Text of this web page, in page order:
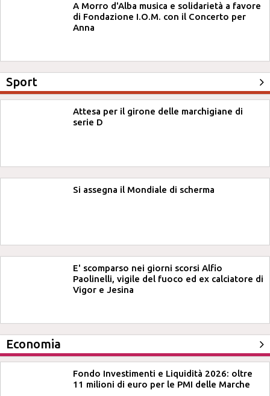
A Morro d'Alba musica e solidarietà a favore
di Fondazione I.O.M. con il Concerto per
Anna
Sport
Attesa per il girone delle marchigiane di
serie D
Si assegna il Mondiale di scherma
E' scomparso nei giorni scorsi Alfio
Paolinelli, vigile del fuoco ed ex calciatore di
Vigor e Jesina
Economia
Fondo Investimenti e Liquidità 2026: oltre
11 milioni di euro per le PMI delle Marche